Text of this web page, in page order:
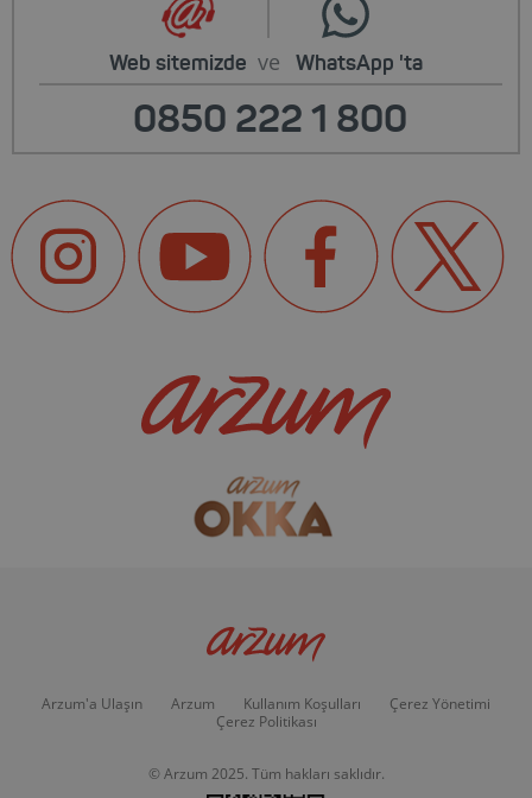
Web sitemizde ve WhatsApp 'ta
0850 222 1 800
Arzum'a Ulaşın Arzum Kullanım Koşulları
Çerez Yönetimi
Çerez Politikası
© Arzum 2025. Tüm hakları saklıdır.